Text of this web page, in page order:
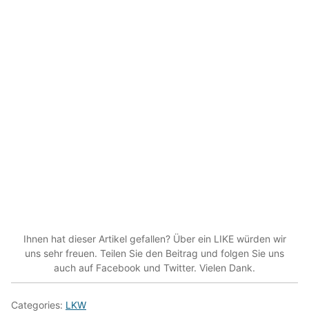
Ihnen hat dieser Artikel gefallen? Über ein LIKE würden wir
uns sehr freuen. Teilen Sie den Beitrag und folgen Sie uns
auch auf Facebook und Twitter. Vielen Dank.
Categories: LKW